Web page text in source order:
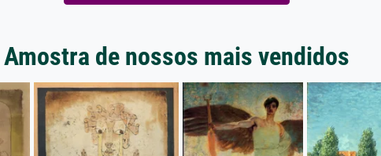
Amostra de nossos mais vendidos